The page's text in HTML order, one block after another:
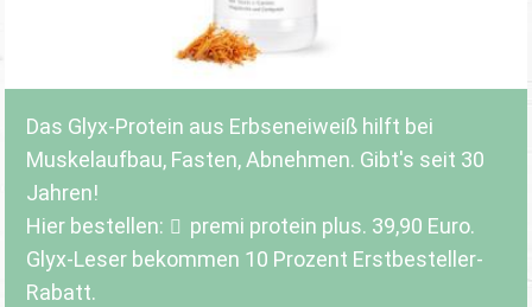
Das Glyx-Protein aus Erbseneiweiß hilft bei
Muskelaufbau, Fasten, Abnehmen. Gibt's seit 30
Jahren!
Hier bestellen:
premi protein plus. 39,90 Euro.
Glyx-Leser bekommen 10 Prozent Erstbesteller-
Rabatt.